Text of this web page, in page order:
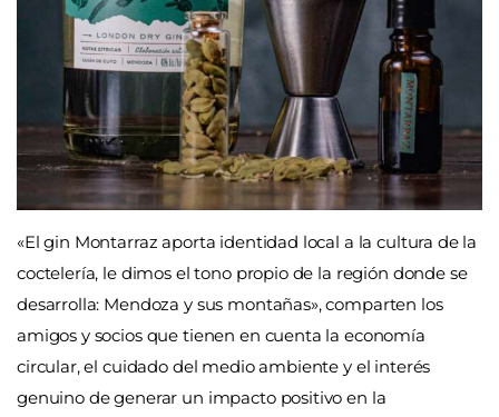
«El gin Montarraz aporta identidad local a la cultura de la
coctelería, le dimos el tono propio de la región donde se
desarrolla: Mendoza y sus montañas», comparten los
amigos y socios que tienen en cuenta la economía
circular, el cuidado del medio ambiente y el interés
genuino de generar un impacto positivo en la